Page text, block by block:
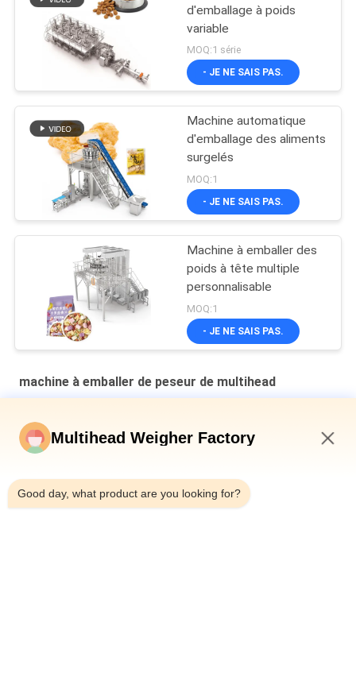
d'emballage à poids
variable
MOQ:1 série
- JE NE SAIS PAS.
Machine automatique
d'emballage des aliments
surgelés
MOQ:1
- JE NE SAIS PAS.
Machine à emballer des
poids à tête multiple
personnalisable
MOQ:1
- JE NE SAIS PAS.
machine à emballer de peseur de multihead
multi-tête pesanteur de pain en sac
Multihead Weigher Factory
Good day, what product are you looking for?